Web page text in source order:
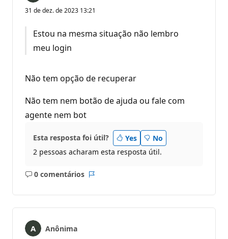
31 de dez. de 2023 13:21
Estou na mesma situação não lembro
meu login
Não tem opção de recuperar
Não tem nem botão de ajuda ou fale com
agente nem bot
Esta resposta foi útil? Yes
No
2 pessoas acharam esta resposta útil.
0 comentários
Sem
Anônima